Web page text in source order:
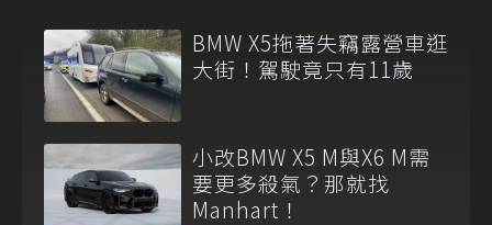
BMW X5拖著失竊露營車逛
大街！駕駛竟只有11歲
小改BMW X5 M與X6 M需
要更多殺氣？那就找
Manhart！